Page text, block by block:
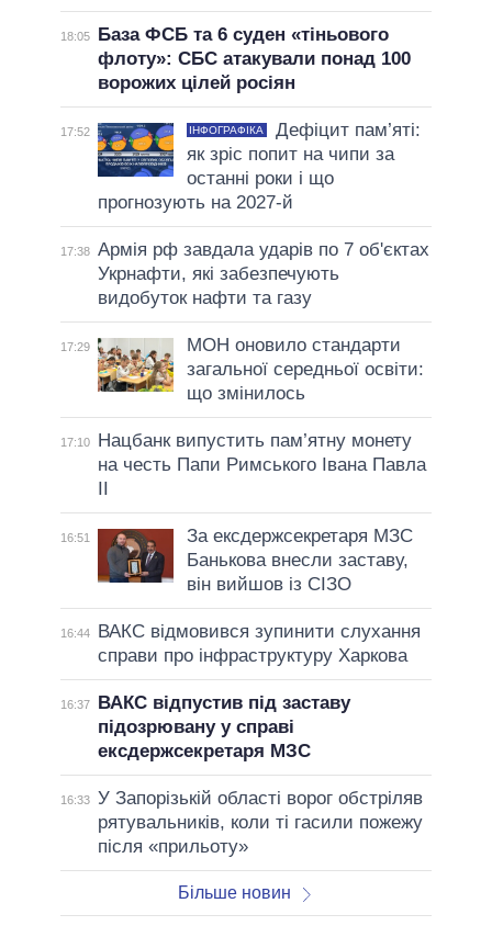
18:05
База ФСБ та 6 суден «тіньового
флоту»: СБС атакували понад 100
ворожих цілей росіян
17:52 ІНФОГРАФІКА
Дефіцит пам’яті:
як зріс попит на чипи за
останні роки і що
прогнозують на 2027-й
17:38 Армія рф завдала ударів по 7 об'єктах
Укрнафти, які забезпечують
видобуток нафти та газу
17:29
МОН оновило стандарти
загальної середньої освіти:
що змінилось
17:10
Нацбанк випустить пам’ятну монету
на честь Папи Римського Івана Павла
16:51
За ексдержсекретаря МЗС
Банькова внесли заставу,
він вийшов із СІЗО
16:44
ВАКС відмовився зупинити слухання
справи про інфраструктуру Харкова
16:37
ВАКС відпустив під заставу
підозрювану у справі
ексдержсекретаря МЗС
16:33 У Запорізькій області ворог обстріляв
рятувальників, коли ті гасили пожежу
після «прильоту»
Більше новин